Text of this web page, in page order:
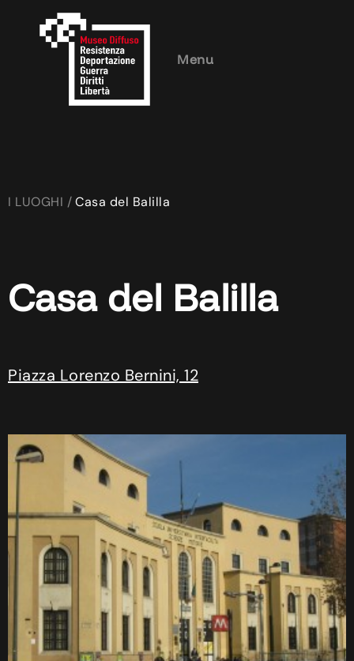
Menu
I LUOGHI /Casa del Balilla
Casa del Balilla
Piazza Lorenzo Bernini, 12